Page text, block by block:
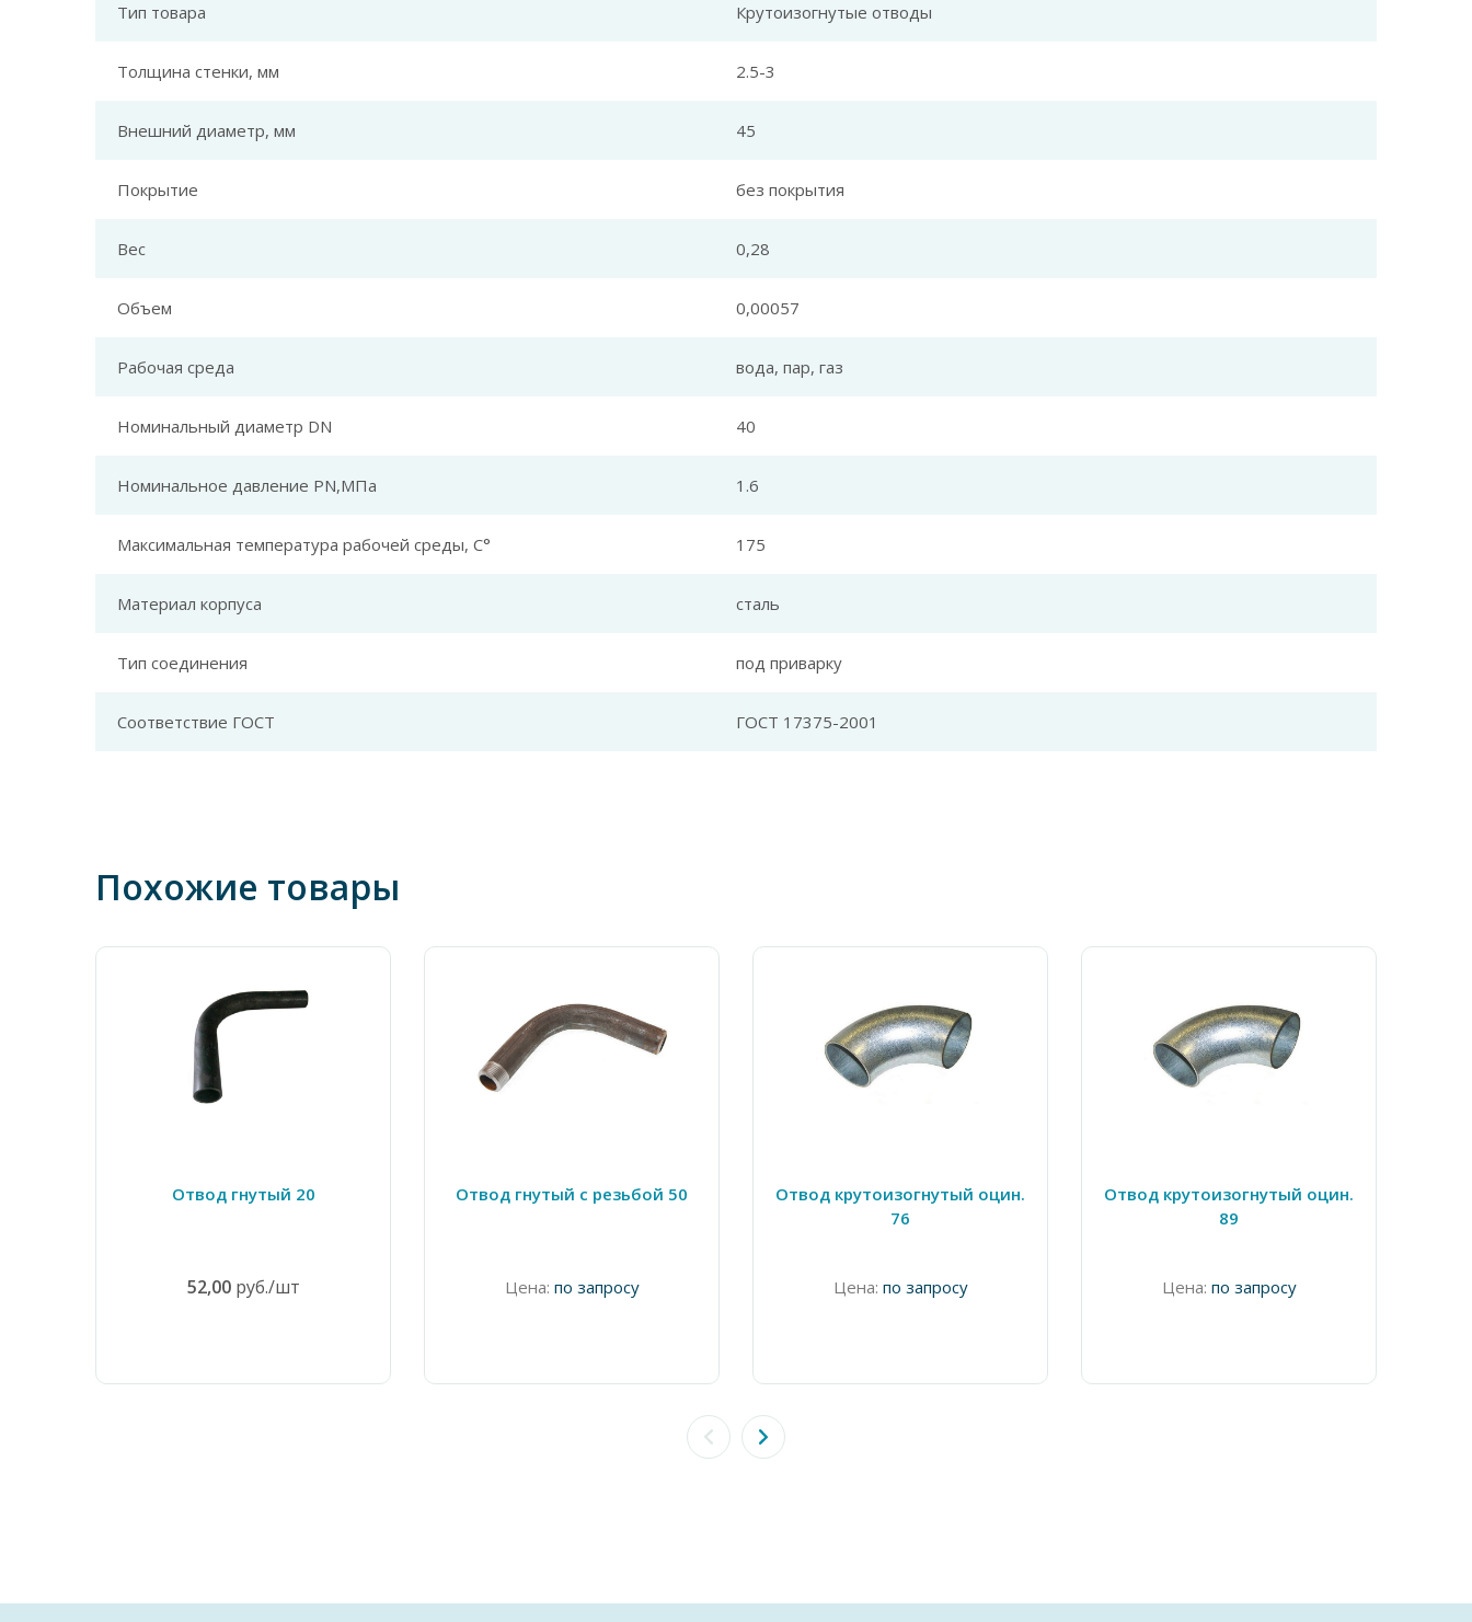
Тип товара Крутоизогнутые отводы
Толщина стенки, мм 2.5-3
Внешний диаметр, мм 45
Покрытие без покрытия
Вес 0,28
Объем 0,00057
Рабочая среда вода, пар, газ
Номинальный диаметр DN 40
Номинальное давление PN,МПа 1.6
Максимальная температура рабочей среды, С° 175
Материал корпуса сталь
Тип соединения под приварку
Соответствие ГОСТ ГОСТ 17375-2001
Похожие товары
Отвод гнутый 20
52,00руб./шт
Отвод гнутый с резьбой 50
Цена: по запросу
Отвод крутоизогнутый оцин.
76
Цена: по запросу
Отвод крутоизогнутый оцин.
89
Цена: по запросу